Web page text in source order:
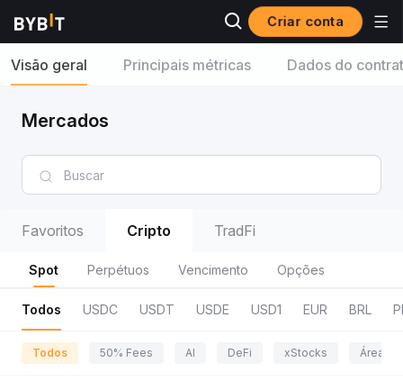
Criar conta
Visão geral Principais métricas Dados do
Mercados
Favoritos Cripto TradFi
Spot Perpétuos Vencimento Opções
Todos USDC USDT USDE USD1 EUR BRL
Todos 50% Fees AI DeFi xStocks Área da